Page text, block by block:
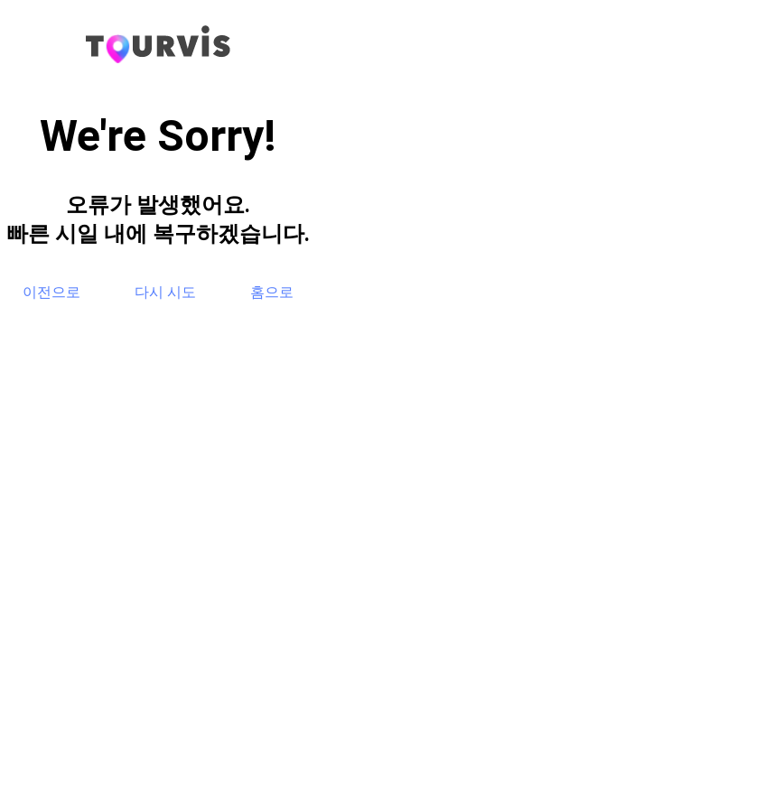
We're Sorry!
오류가 발생했어요.
빠른 시일 내에 복구하겠습니다.
이전으로 다시 시도 홈으로